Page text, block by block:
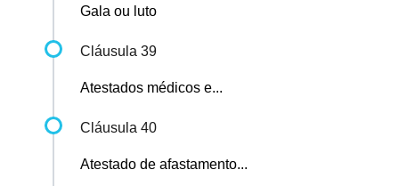
Gala ou luto
Cláusula 39
Atestados médicos e...
Cláusula 40
Atestado de afastamento...